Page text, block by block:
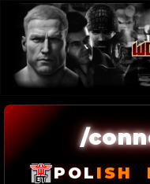
/
POL ISH